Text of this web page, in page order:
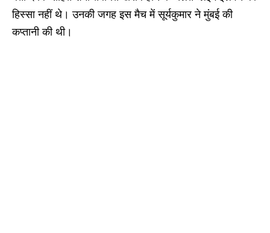
हिस्सा नहीं थे। उनकी जगह इस मैच में सूर्यकुमार ने मुंबई की
कप्तानी की थी।